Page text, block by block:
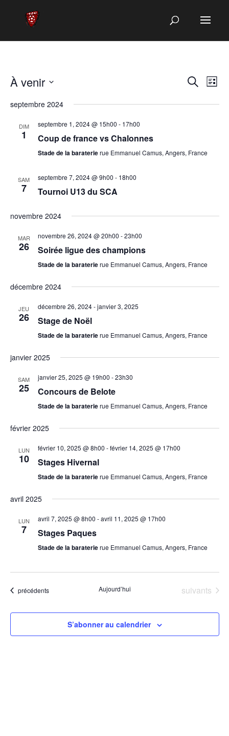
Recherche
de
vues
Liste
À venir
une
septembre 2024
DIM
1
septembre 1, 2024 @ 15h00 - 17h00
Coup de france vs Chalonnes
Stade de la baraterierue Emmanuel Camus, Angers, France
SAM
7
septembre 7, 2024 @ 9h00 - 18h00
Tournoi U13 du SCA
novembre 2024
MAR
26
novembre 26, 2024 @ 20h00 -23h00
Soirée ligue des champions
Stade de la baraterierue Emmanuel Camus, Angers, France
décembre 2024
JEU
26
décembre 26, 2024-janvier 3, 2025
Stage de Noël
Stade de la baraterierue Emmanuel Camus, Angers, France
janvier 2025
SAM
25
janvier 25, 2025 @ 19h00 -23h30
Concours de Belote
Stade de la baraterierue Emmanuel Camus, Angers, France
février 2025
LUN
10
février 10, 2025 @ 8h00 -février 14, 2025 @ 17h00
Stages Hivernal
Stade de la baraterierue Emmanuel Camus, Angers, France
avril 2025
LUN
7
avril 7, 2025 @ 8h00 -avril 11, 2025 @ 17h00
Stages Paques
Stade de la baraterierue Emmanuel Camus, Angers, France
Évènements
précédents Aujourd’hui Évènements
suivants
S’abonner au calendrier